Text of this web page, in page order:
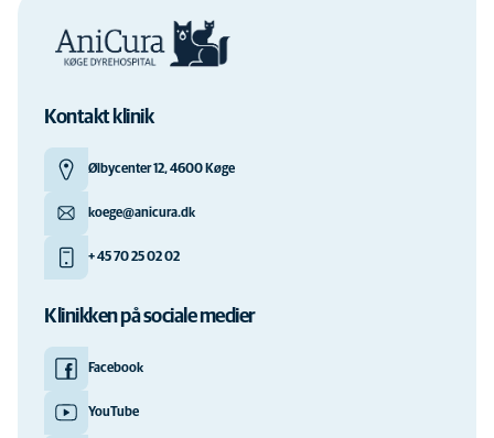
Kontakt klinik
Ølbycenter 12, 4600 Køge
koege@anicura.dk
+ 45 70 25 02 02
Klinikken på sociale medier
Facebook
YouTube